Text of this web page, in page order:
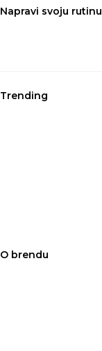
Napravi svoju rutinu
Trending
O brendu